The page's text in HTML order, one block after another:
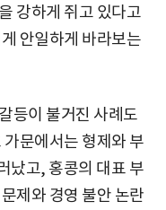
강하게 쥐고 있다고
안일하게 바라보는
등이 불거진 사례도
문에서는 형제와 부
났고, 홍콩의 대표 부
제와 경영 불안 논란